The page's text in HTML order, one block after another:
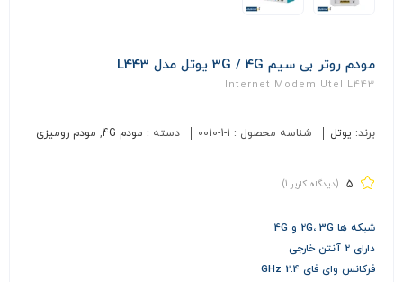
مودم روتر بی سیم 3G / 4G یوتل مدل L443
Internet Modem Utel L443
برند: یوتل شناسه محصول : 0010-1-1 دسته : مودم 4G , مودم رومیزی
5 (دیدگاه کاربر 1
)
شبکه ها 2G، 3G و 4G
دارای 2 آنتن خارجی
فرکانس وای فای 2.4 GHz